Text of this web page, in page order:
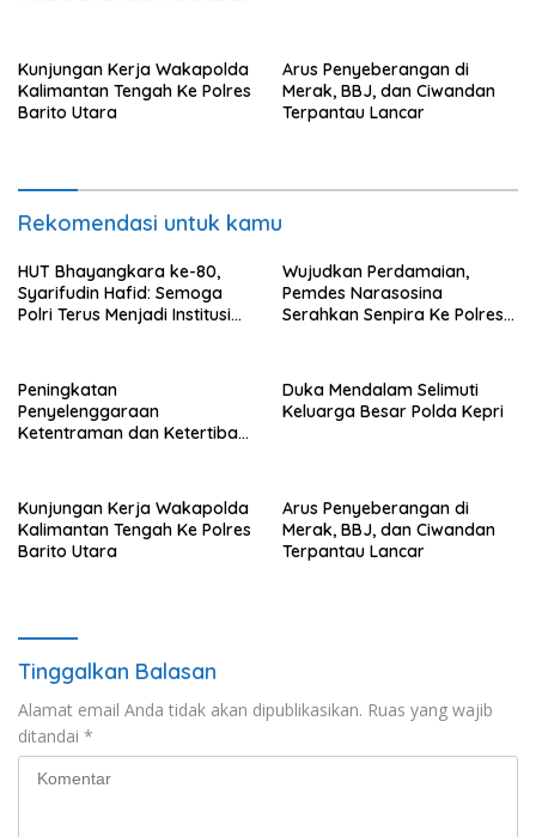
Kunjungan Kerja Wakapolda
Kalimantan Tengah Ke Polres
Barito Utara
Arus Penyeberangan di
Merak, BBJ, dan Ciwandan
Terpantau Lancar
Rekomendasi untuk kamu
HUT Bhayangkara ke-80,
Syarifudin Hafid: Semoga
Polri Terus Menjadi Institusi
Wujudkan Perdamaian,
Pemdes Narasosina
Serahkan Senpira Ke Polres
Peningkatan
Penyelenggaraan
Ketentraman dan Ketertiban
Duka Mendalam Selimuti
Keluarga Besar Polda Kepri
Kunjungan Kerja Wakapolda
Kalimantan Tengah Ke Polres
Barito Utara
Arus Penyeberangan di
Merak, BBJ, dan Ciwandan
Terpantau Lancar
Tinggalkan Balasan
Alamat email Anda tidak akan dipublikasikan. Ruas yang wajib
ditandai *